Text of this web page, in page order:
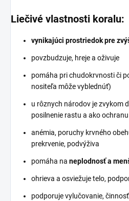
Liečivé vlastnosti koralu:
vynikajúci prostriedok pre
povzbudzuje, hreje a oživuje
pomáha pri chudokrvnosti či
nositeľa môže vyblednúť)
u rôznych národov je zvykom
posilnenie rastu a ako
anémia, poruchy krvného
prekrvenie, podvýživa
pomáha na neplodnosť a
ohrieva a osviežuje telo,
podporuje vylučovanie,